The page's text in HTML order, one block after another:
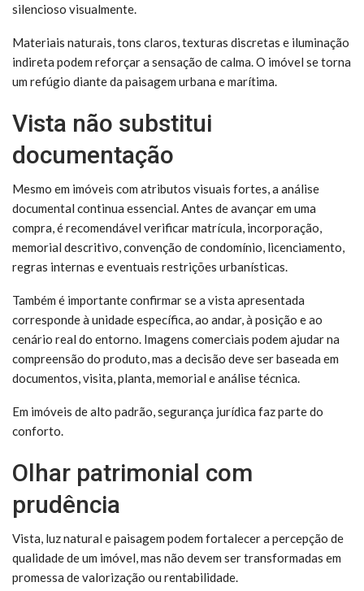
silencioso visualmente.
Materiais naturais, tons claros, texturas discretas e iluminação
indireta podem reforçar a sensação de calma. O imóvel se torna
um refúgio diante da paisagem urbana e marítima.
Vista não substitui
documentação
Mesmo em imóveis com atributos visuais fortes, a análise
documental continua essencial. Antes de avançar em uma
compra, é recomendável verificar matrícula, incorporação,
memorial descritivo, convenção de condomínio, licenciamento,
regras internas e eventuais restrições urbanísticas.
Também é importante confirmar se a vista apresentada
corresponde à unidade específica, ao andar, à posição e ao
cenário real do entorno. Imagens comerciais podem ajudar na
compreensão do produto, mas a decisão deve ser baseada em
documentos, visita, planta, memorial e análise técnica.
Em imóveis de alto padrão, segurança jurídica faz parte do
conforto.
Olhar patrimonial com
prudência
Vista, luz natural e paisagem podem fortalecer a percepção de
qualidade de um imóvel, mas não devem ser transformadas em
promessa de valorização ou rentabilidade.